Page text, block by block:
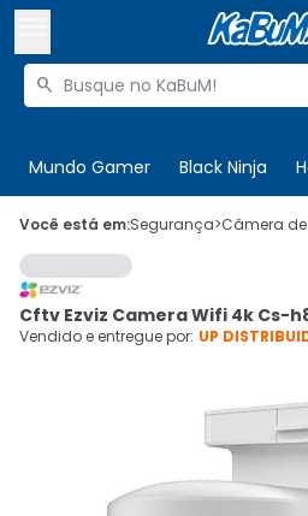
Buscar produtos

Mundo Gamer Black Ninja
 Olá. Acesse sua conta
 Departamentos
Cupons
CADASTRE-
Você está em:Segurança>Câmera
Cftv Ezviz Camera Wifi 4k Cs-
Vendido e entregue por: UP